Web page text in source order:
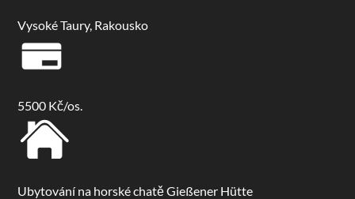
Vysoké Taury, Rakousko
5500 Kč/os.
Ubytování na horské chatě Gießener Hütte